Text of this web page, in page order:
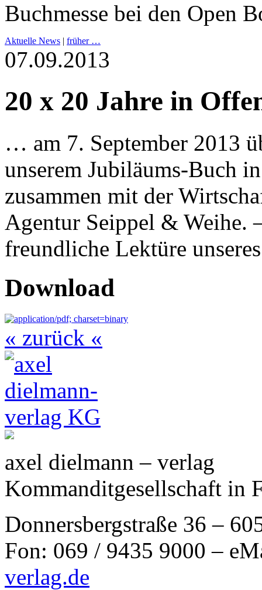
Buchmesse bei den Open
Aktuelle News | früher …
07.09.2013
20 x 20 Jahre in
… am 7. September 2013
unserem Jubiläums-Buch
zusammen mit der
Agentur Seippel & Weihe.
freundliche Lektüre
Download
« zurück «
axel dielmann – verlag
Kommanditgesellschaft in
Donnersbergstraße 36 –
Fon: 069 / 9435 9000 –
verlag.de